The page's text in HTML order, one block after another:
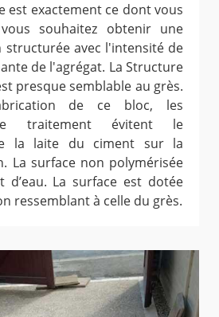
est exactement ce dont vous
souhaitez obtenir une
structurée avec l'intensité de
de l'agrégat. La Structure
presque semblable au grès.
de ce bloc, les
traitement évitent le
la laite du ciment sur la
La surface non polymérisée
d’eau. La surface est dotée
ressemblant à celle du grès.